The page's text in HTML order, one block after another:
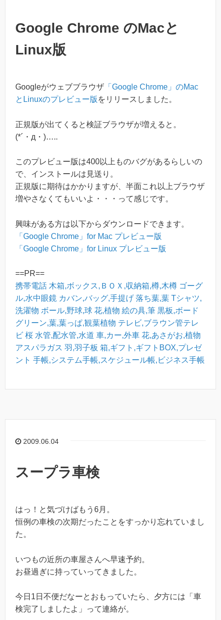
Google Chrome のMacと
Linux版
Googleがウェブブラウザ 「Google Chrome」のMac
とLinuxのプレビュー版 をリリースしました。
正規版が出てくると検証ブラウザが増えると。
(*´・д・)…..
このプレビュー版は400以上ものバグがあるらしいの
で、インストールは見送り。
正規版に期待はかかりますが、半面これ以上ブラウザ
増やさなくてもいいよ・・・って感じです。
興味がある方は以下からダウンロードできます。
「Google Chrome」for Mac プレビュー版
「Google Chrome」for Linux プレビュー版
==PR==
携帯電話 木箱,ボックス,ＢＯＸ,収納箱,樽,木樽 ゴーグ
ル,水中眼鏡 カバン,バッグ,手提げ 落ち葉,葉 Tシャツ,
洗濯物 ボール,野球,球 花,植物 絵の具,筆 黒板,ボード
グリーン,葉,葉っぱ,観葉植物 テレビ,ブラウン管テレ
ビ 桜 水管,配水管,水道 車,カー,外車 花,あさがお,植物
アスパラガス 羽,羽子板 箱,ギフト,ギフトBOX,プレゼ
ント 手帳,システム手帳,スケジュール帳,ビジネス手帳
2009.06.04
スープラ車検
はっ！と気づけばもう6月。
恒例の車検の次期だったことをすっかり忘れていまし
た。
いつもの近所の車屋さんへ早速予約。
お昼過ぎに持っていってきました。
今日1日不便だなーとおもっていたら、夕方には「車
検完了しましたよ」って連絡が。